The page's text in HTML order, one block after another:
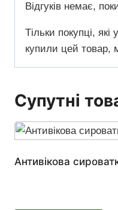
Відгуків немає,
Тільки покупці,
купили цей товар,
Супутні
Антивікова